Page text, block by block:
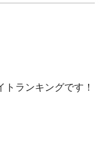
ランキングです！